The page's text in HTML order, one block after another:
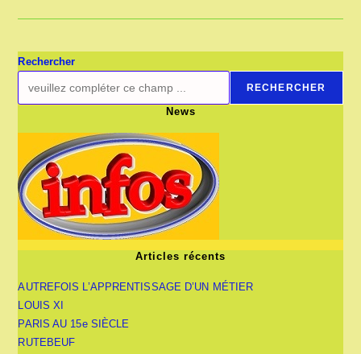
Rechercher
RECHERCHER
News
Articles récents
AUTREFOIS L’APPRENTISSAGE D’UN MÉTIER
LOUIS XI
PARIS AU 15e SIÈCLE
RUTEBEUF